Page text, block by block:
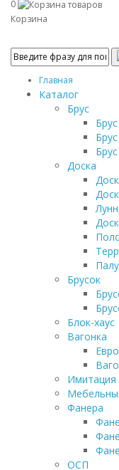
0
Корзина
Главная
Каталог
Брус
Доска
Брусок
Блок-хаус
Вагонка
Имитация
Фанера
ОСП